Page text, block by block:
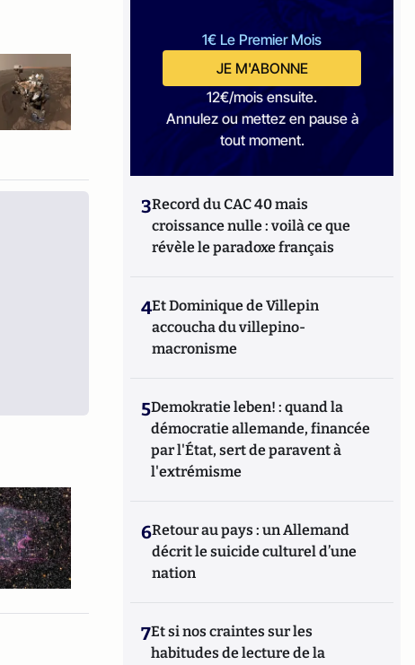
1€ Le Premier Mois
JE M'ABONNE
12€/mois ensuite.
Annulez ou mettez en pause à
tout moment.
3Record du CAC 40 mais
croissance nulle : voilà ce que
révèle le paradoxe français
4Et Dominique de Villepin
accoucha du villepino-
macronisme
5Demokratie leben! : quand la
démocratie allemande, financée
par l'État, sert de paravent à
l'extrémisme
6Retour au pays : un Allemand
décrit le suicide culturel d’une
nation
7Et si nos craintes sur les
habitudes de lecture de la